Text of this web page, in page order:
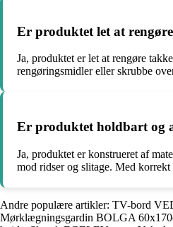
Er produktet let at
Ja, produktet er let at rengøre
rengøringsmidler eller skrubbe
Er produktet holdbart og
Ja, produktet er konstrueret af
mod ridser og slitage. Med
Andre populære artikler: TV-bord
Mørklægningsgardin BOLGA